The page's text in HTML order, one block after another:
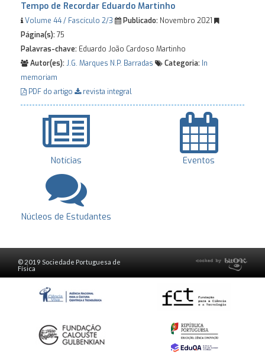
Tempo de Recordar Eduardo Martinho
Volume 44 / Fascículo 2/3 Publicado: Novembro 2021
Página(s):75
Palavras-chave: Eduardo João Cardoso Martinho
Autor(es):J.G. Marques N.P. Barradas Categoria: In
memoriam
PDF do artigo
revista integral
Notícias Eventos
Núcleos de Estudantes
© 2019 Sociedade Portuguesa de
Física